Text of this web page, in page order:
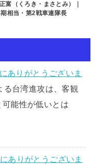
富（くろき・まさとみ）｜
相当・第2戦車連隊長
ありがとうございま
る台湾進攻は、客観
能性が低いとは
ありがとうございま